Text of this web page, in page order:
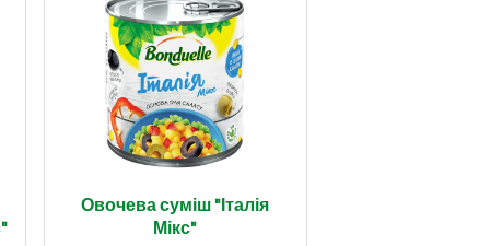
Овочева суміш "Італія
Мікс"